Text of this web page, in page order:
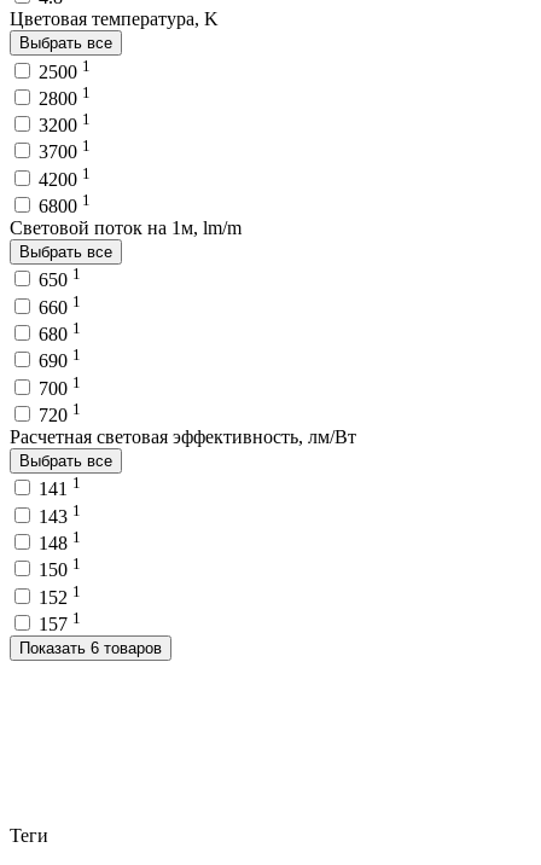
Цветовая температура, K
Выбрать все
2500 1
2800 1
3200 1
3700 1
4200 1
6800 1
Световой поток на 1м, lm/m
Выбрать все
650 1
660 1
680 1
690 1
700 1
720 1
Расчетная световая эффективность, лм/Вт
Выбрать все
141 1
143 1
148 1
150 1
152 1
157 1
Показать 6 товаров
Теги